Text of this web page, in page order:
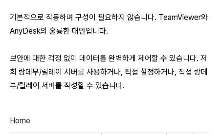
기본적으로 작동하며 구성이 필요하지 않습니다. TeamViewer와
AnyDesk의 훌륭한 대안입니다.
보안에 대한 걱정 없이 데이터를 완벽하게 제어할 수 있습니다. 저
희 랑데부/릴레이 서버를 사용하거나, 직접 설정하거나, 직접 랑데
부/릴레이 서버를 작성할 수 있습니다.
Home